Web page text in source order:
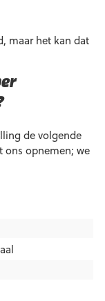
maar het kan dat
de volgende
ons opnemen; we